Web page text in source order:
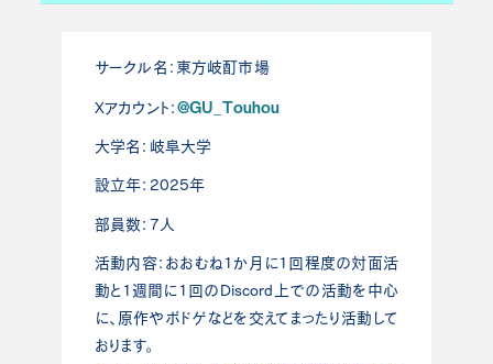
サークル名：東方岐酊市場
Xアカウント： @GU_Touhou
大学名：岐阜大学
設立年：2025年
部員数：7人
活動内容：おおむね1か月に1回程度の対面活
動と1週間に1回のDiscord上での活動を中心
に、原作やボドゲなどを交えてまったり活動して
おります。